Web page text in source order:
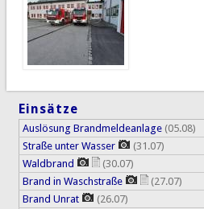
Einsätze
Auslösung Brandmeldeanlage (05.08)
Straße unter Wasser
(31.07)
Waldbrand
(30.07)
Brand in Waschstraße
(27.07)
Brand Unrat
(26.07)